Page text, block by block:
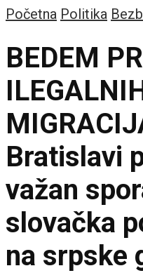
Početna Politika
BEDEM
Bratislavi
važan
slovačka
na srpske